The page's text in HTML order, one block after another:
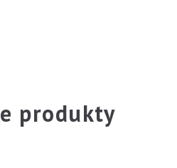
produkty